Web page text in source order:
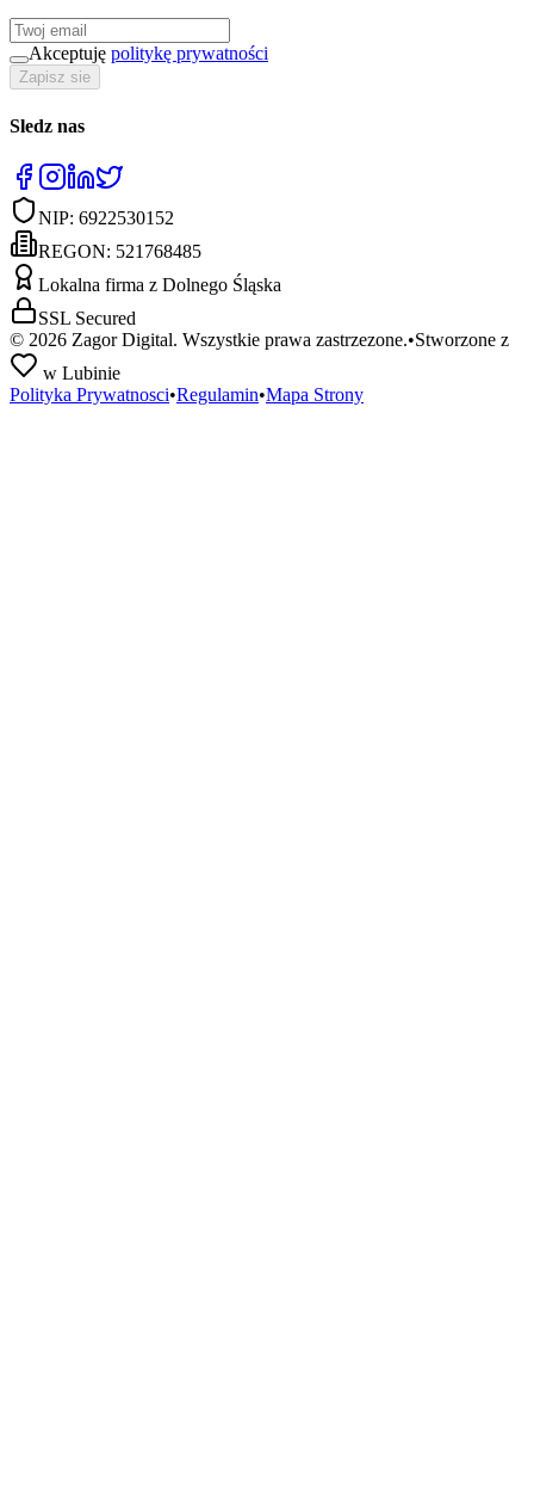
Akceptuję politykę prywatności
Zapisz sie
Sledz nas
NIP: 6922530152
REGON: 521768485
Lokalna firma z Dolnego Śląska
SSL Secured
© 2026 Zagor Digital. Wszystkie prawa zastrzezone.•Stworzone z
w Lubinie
Polityka Prywatnosci•Regulamin•Mapa Strony